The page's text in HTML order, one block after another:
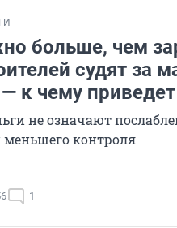
больше, чем
судят за
к чему приведет
не означают
меньшего контроля
1